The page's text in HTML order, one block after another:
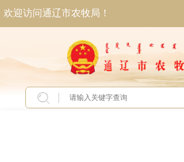
欢迎访问通辽市农牧局！